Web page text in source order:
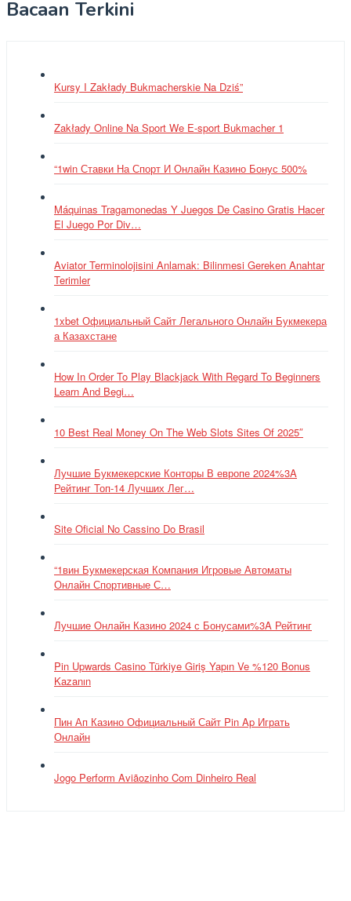
Bacaan Terkini
Kursy I Zakłady Bukmacherskie Na Dziś”
Zakłady Online Na Sport We E-sport Bukmacher 1
“1win Ставки На Спорт И Онлайн Казино Бонус 500%
Máquinas Tragamonedas Y Juegos De Casino Gratis Hacer
El Juego Por Div…
Aviator Terminolojisini Anlamak: Bilinmesi Gereken Anahtar
Terimler
1xbet Официальный Сайт Легального Онлайн Букмекера
а Казахстане
How In Order To Play Blackjack With Regard To Beginners
Learn And Begi…
10 Best Real Money On The Web Slots Sites Of 2025″
Лучшие Букмекерские Конторы В европе 2024%3A
Рейтинг Топ-14 Лучших Лег…
Site Oficial No Cassino Do Brasil
“1вин Букмекерская Компания Игровые Автоматы
Онлайн Спортивные С…
Лучшие Онлайн Казино 2024 с Бонусами%3A Рейтинг
Pin Upwards Casino Türkiye Giriş Yapın Ve %120 Bonus
Kazanın
Пин Ап Казино Официальный Сайт Pin Ap Играть
Онлайн
Jogo Perform Aviãozinho Com Dinheiro Real